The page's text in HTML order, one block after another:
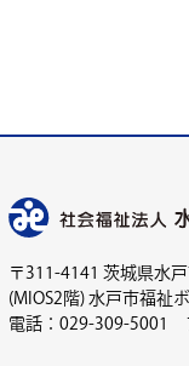
〒311-4141 茨城県水
(MIOS2階) 水戸市福祉
電話：029-309-5001